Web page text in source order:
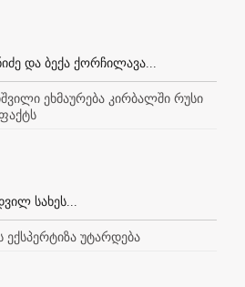
და ბექა ქორჩილავა...
ეხმაურება კირბალში რუსი
სახეს...
უტარდება